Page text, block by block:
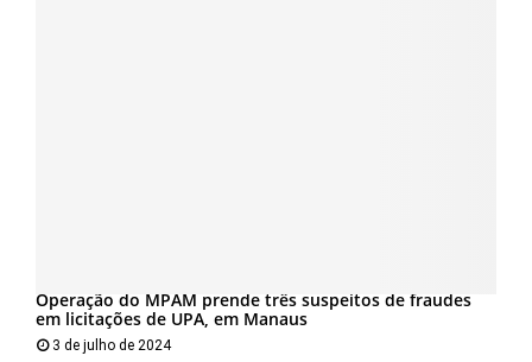
Operação do MPAM prende três suspeitos de fraudes
em licitações de UPA, em Manaus
3 de julho de 2024